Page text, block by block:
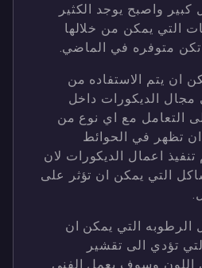
واصبح يوجد الكثير
التي يمكن من خلالها
متوفره في الماضي.
ان يتم الاستفاده من
الديكورات داخل
التعامل مع اي نوع من
تظهر في الحوائط
اعمال الديكورات لان
التي يمكن ان تؤثر على
التي يمكن ان
تؤدي الى تقشير
اللون وسوف يعمل الفني